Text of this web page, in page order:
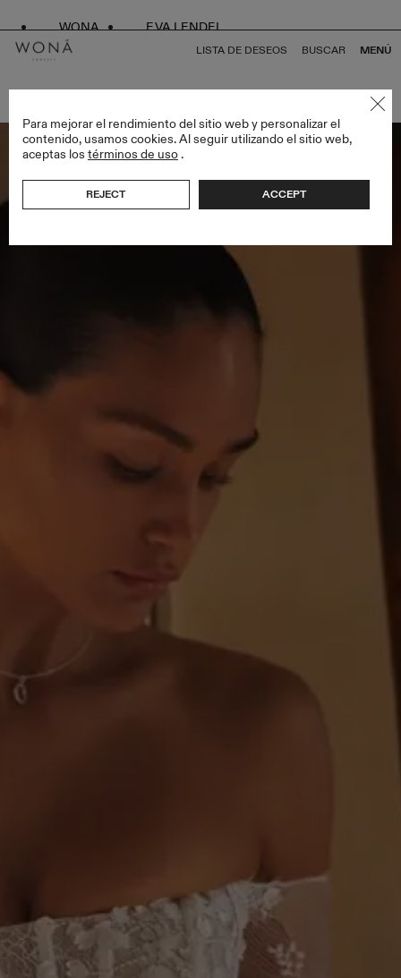
WONA EVA LENDEL
LISTA DE DESEOS BUSCAR MENÚ
Para mejorar el rendimiento del sitio web y personalizar el
contenido, usamos cookies. Al seguir utilizando el sitio web,
aceptas los términos de uso.
REJECT ACCEPT